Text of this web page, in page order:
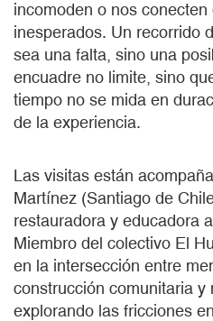
incomoden o nos
inesperados. Un recorrido
sea una falta, sino una
encuadre no limite, sino
tiempo no se mida en
de la experiencia.
Las visitas están
Martínez (Santiago de
restauradora y educadora
Miembro del colectivo El
en la intersección entre
construcción comunitaria y
explorando las fricciones